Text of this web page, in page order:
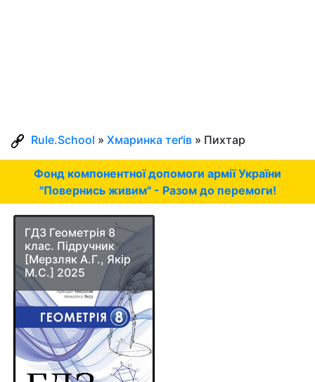
Rule.School » Хмаринка теґів » Пихтар
Фонд компонентної допомоги армії України
"Повернись живим" - Разом до перемоги!
ГДЗ Геометрія 8
клас. Підручник
[Мерзляк А.Г., Якір
М.С.] 2025